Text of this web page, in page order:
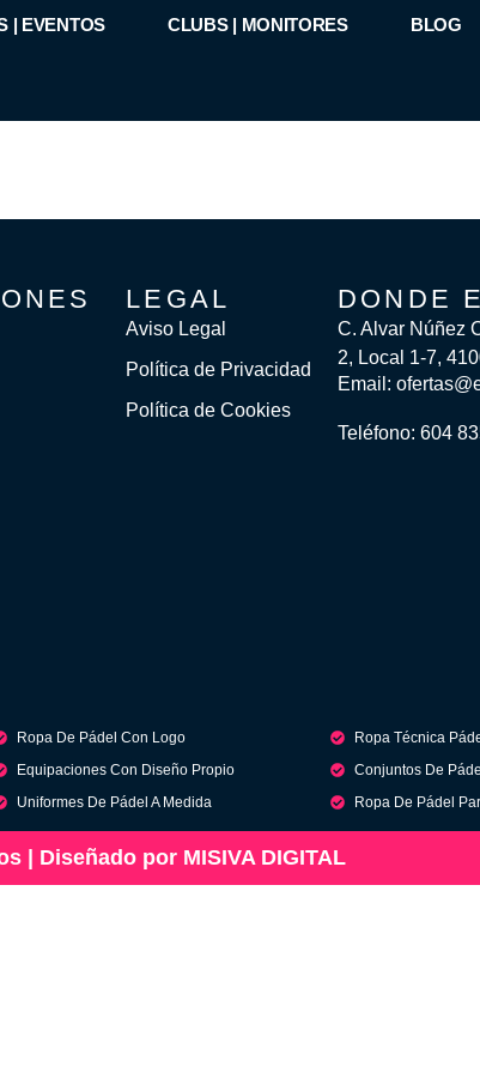
| EVENTOS CLUBS | MONITORES BLOG
LEGAL
Aviso Legal
Política de Privacidad
Política de Cookies
DONDE
C. Alvar Núñez
2, Local 1-7,
Email:
Teléfono: 604
Ropa De Pádel Con Logo
Equipaciones Con Diseño Propio
Uniformes De Pádel A Medida
Ropa Técnica
Conjuntos De
Ropa De Pádel
| Diseñado por MISIVA DIGITAL